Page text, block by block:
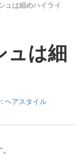
ュは細めハイライ
ュは細
ヘアスタイル